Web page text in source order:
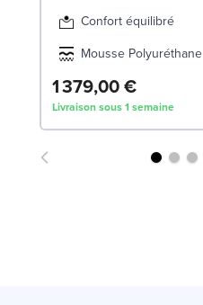
Confort équilibré
Mousse Polyuréthane
1 379,00 €
Livraison sous 1 semaine